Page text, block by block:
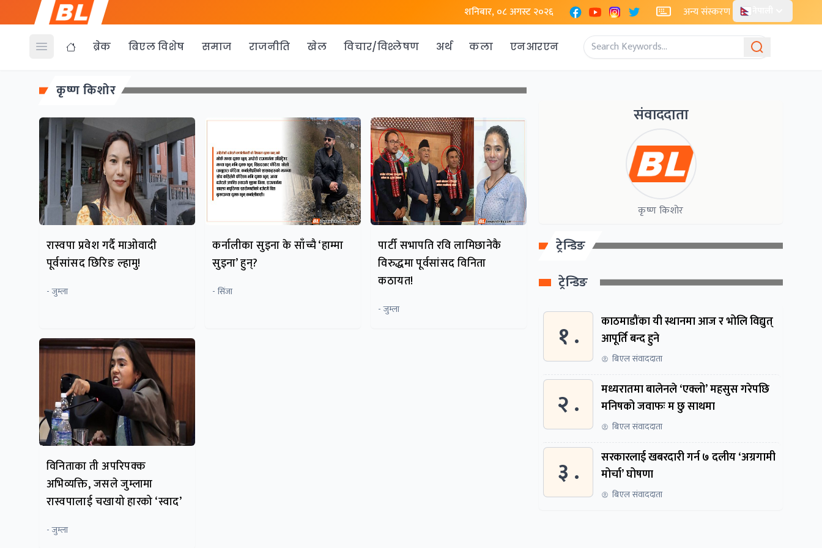
शनिबार, ०८ अगस्ट २०२६ FacebookYouTubeInstagram
X अन्य संस्करण
Open menu ब्रेक बिएल विशेष समाज राजनीति खेल विचार/विश्लेषण अर्थ कला एनआरएन
कृष्ण किशोर
रास्वपा प्रवेश गर्दै माओवादी
पूर्वसांसद छिरिङ ल्हामु!
- जुम्ला
कर्नालीका सुइना के साँच्चै ‘हाम्मा
सुइना’ हुन्?
- सिंजा
पार्टी सभापति रवि लामिछानेकै
विरुद्धमा पूर्वसांसद विनिता
कठायत!
- जुम्ला
विनिताका ती अपरिपक्क
अभिव्यक्ति, जसले जुम्लामा
रास्वपालाई चखायो हारको ‘स्वाद’
- जुम्ला
संवाददाता
कृष्ण किशोर
ट्रेन्डिङ
ट्रेन्डिङ
१ .
काठमाडौंका यी स्थानमा आज र भोलि विद्युत्
आपूर्ति बन्द हुने
बिएल संवाददाता
२ .
मध्यरातमा बालेनले ‘एक्लो’ महसुस गरेपछि
मनिषको जवाफः म छु साथमा
बिएल संवाददाता
३ .
सरकारलाई खबरदारी गर्न ७ दलीय ‘अग्रगामी
मोर्चा’ घोषणा
बिएल संवाददाता